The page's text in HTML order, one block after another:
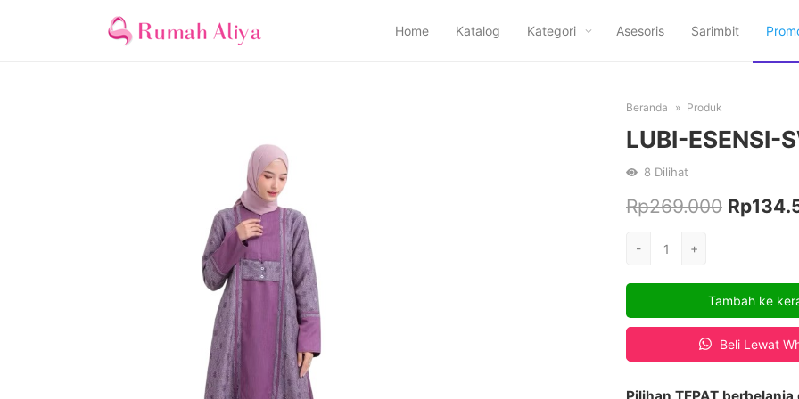
Home Katalog Kategori Asesoris Sarimbit
Beranda Produk
LUBI-ESENSI-
8 Dilihat
Rp269.000 Harga
Rp
-
ESENSI-
PURPLE
+
Tambah ke
Beli Lewat